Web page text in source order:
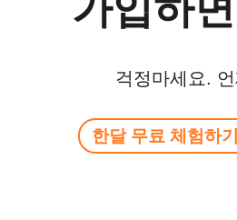
걱정마세요.
한달 무료 체험하기